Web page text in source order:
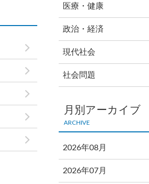
医療・健康
政治・経済
現代社会
社会問題
月別アーカイブ
ARCHIVE
2026年08月
2026年07月